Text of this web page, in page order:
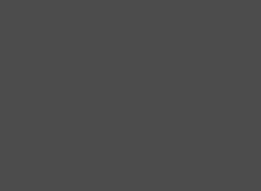
ュース禁止だったのでよく飲んでいた
ただ、昭和レトロな物が好きなので、